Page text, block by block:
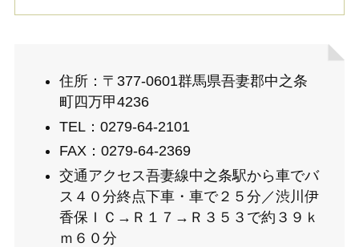
住所：〒377-0601群馬県吾妻郡中之条
町四万甲4236
TEL：0279-64-2101
FAX：0279-64-2369
交通アクセス吾妻線中之条駅から車でバ
ス４０分終点下車・車で２５分／渋川伊
香保ＩＣ→Ｒ１７→Ｒ３５３で約３９ｋ
ｍ６０分